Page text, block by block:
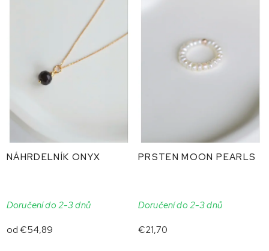
NÁHRDELNÍK ONYX
Doručení do 2-3 dnů
od €54,89
PRSTEN MOON PEARLS
Doručení do 2-3 dnů
€21,70